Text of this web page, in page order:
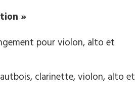
»
pour violon, alto et
clarinette, violon, alto et